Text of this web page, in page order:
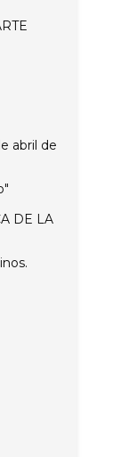
abril de
DE LA